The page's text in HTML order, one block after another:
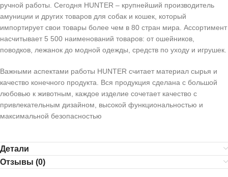
ручной работы. Сегодня HUNTER – крупнейший производитель
амуниции и других товаров для собак и кошек, который
импортирует свои товары более чем в 80 стран мира. Ассортимент
насчитывает 5 500 наименований товаров: от ошейников,
поводков, лежанок до модной одежды, средств по уходу и игрушек.
Важными аспектами работы HUNTER считает материал сырья и
качество конечного продукта. Вся продукция сделана с большой
любовью к животным, каждое изделие сочетает качество с
привлекательным дизайном, высокой функциональностью и
максимальной безопасностью
Детали
Отзывы (0)